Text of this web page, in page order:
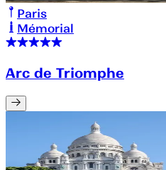
Paris
Mémorial
Arc de Triomphe